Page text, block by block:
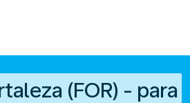
(FOR) - para